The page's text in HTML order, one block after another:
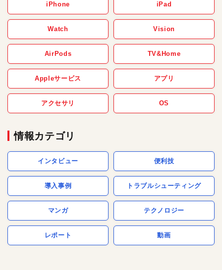
iPhone iPad
Watch Vision
AirPods TV&Home
Appleサービス アプリ
アクセサリ OS
情報カテゴリ
インタビュー 便利技
導入事例 トラブルシューティング
マンガ テクノロジー
レポート 動画